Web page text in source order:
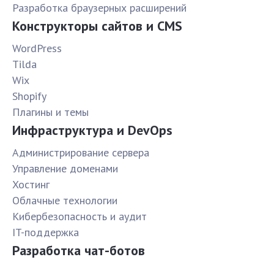
Разработка браузерных расширений
Конструкторы сайтов и CMS
WordPress
Tilda
Wix
Shopify
Плагины и темы
Инфраструктура и DevOps
Администрирование сервера
Управление доменами
Хостинг
Облачные технологии
Кибербезопасность и аудит
IT-поддержка
Разработка чат-ботов